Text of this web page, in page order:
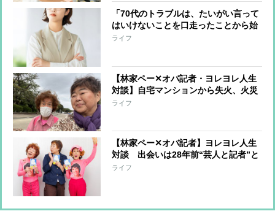
「70代のトラブルは、たいがい言って
はいけないことを口走ったことから始
まっている」オバ記者（69）は“老年
ライフ
【林家ペー✕オバ記者・ヨレヨレ人生
対談】自宅マンションから失火、火災
保険に入っておらず周辺住宅への補償
ライフ
【林家ペー✕オバ記者】ヨレヨレ人生
対談 出会いは28年前“芸人と記者”と
いう関係から“芸人とマネジャー”にな
ライフ